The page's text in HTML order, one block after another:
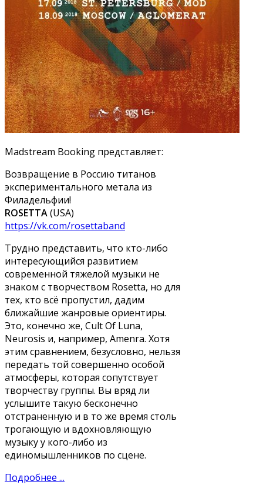
Madstream Booking представляет:
Возвращение в Россию титанов
экспериментального метала из
Филадельфии!
ROSETTA(USA)
https://vk.com/rosettaband
Трудно представить, что кто-либо
интересующийся развитием
современной тяжелой музыки не
знаком с творчеством Rosetta, но для
тех, кто всё пропустил, дадим
ближайшие жанровые ориентиры.
Это, конечно же, Cult Of Luna,
Neurosis и, например, Amenra. Хотя
этим сравнением, безусловно, нельзя
передать той совершенно особой
атмосферы, которая сопутствует
творчеству группы. Вы вряд ли
услышите такую бесконечно
отстраненную и в то же время столь
трогающую и вдохновляющую
музыку у кого-либо из
единомышленников по сцене.
Подробнее ...